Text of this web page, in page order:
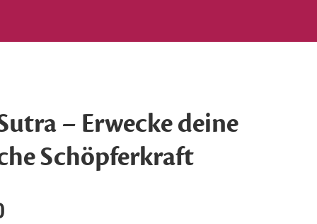
– Erwecke deine
Schöpferkraft